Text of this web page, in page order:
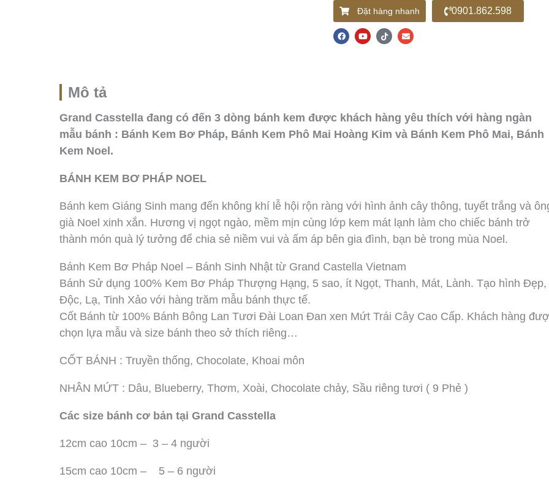
Đặt hàng nhanh 0901.862.598
a
c
o
u
i
k
n
v
Mô tả
Grand Casstella đang có đến 3 dòng bánh kem được khách hàng yêu thích với hàng ngàn
mẫu bánh : Bánh Kem Bơ Pháp, Bánh Kem Phô Mai Hoàng Kim và Bánh Kem Phô Mai, Bánh
Kem Noel.
BÁNH KEM BƠ PHÁP NOEL
Bánh kem Giáng Sinh mang đến không khí lễ hội rộn ràng với hình ảnh cây thông, tuyết trắng và
già Noel xinh xắn. Hương vị ngọt ngào, mềm mịn cùng lớp kem mát lạnh làm cho chiếc bánh trở
thành món quà lý tưởng để chia sẻ niềm vui và ấm áp bên gia đình, bạn bè trong mùa Noel.
Bánh Kem Bơ Pháp Noel – Bánh Sinh Nhật từ Grand Castella Vietnam
Bánh Sử dụng 100% Kem Bơ Pháp Thượng Hạng, 5 sao, ít Ngọt, Thanh, Mát, Lành. Tạo hình Đẹp,
Độc, Lạ, Tinh Xảo với hàng trăm mẫu bánh thực tế.
Cốt Bánh từ 100% Bánh Bông Lan Tươi Đài Loan Đan xen Mứt Trái Cây Cao Cấp. Khách hàng
chọn lựa mẫu và size bánh theo sở thích riêng…
CỐT BÁNH : Truyền thống, Chocolate, Khoai môn
NHÂN MỨT : Dâu, Blueberry, Thơm, Xoài, Chocolate chảy, Sầu riêng tươi ( 9 Phẻ )
Các size bánh cơ bản tại Grand Casstella
12cm cao 10cm – 3 – 4 người
15cm cao 10cm – 5 – 6 người